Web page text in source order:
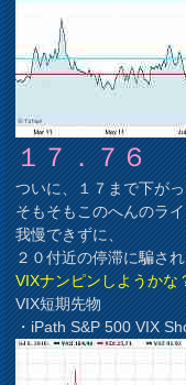
１７．７６
ついに、１７まで下が
そもそもこのへんのラ
我慢できずに、
２０付近の停滞に騙さ
VIXナンピンしようかな
VIX短期先物
・iPath S&P 500 VIX